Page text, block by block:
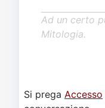
Ad un certo
Mitologia.
Si prega Accesso